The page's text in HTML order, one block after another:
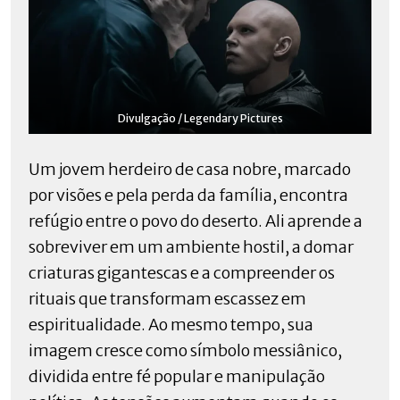
Divulgação / Legendary Pictures
Um jovem herdeiro de casa nobre, marcado
por visões e pela perda da família, encontra
refúgio entre o povo do deserto. Ali aprende a
sobreviver em um ambiente hostil, a domar
criaturas gigantescas e a compreender os
rituais que transformam escassez em
espiritualidade. Ao mesmo tempo, sua
imagem cresce como símbolo messiânico,
dividida entre fé popular e manipulação